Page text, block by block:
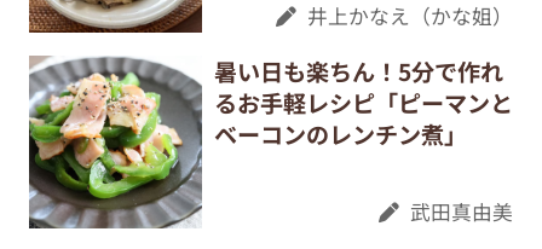
井上かなえ（かな姐）
暑い日も楽ちん！5分で作れ
るお手軽レシピ「ピーマンと
ベーコンのレンチン煮」
武田真由美